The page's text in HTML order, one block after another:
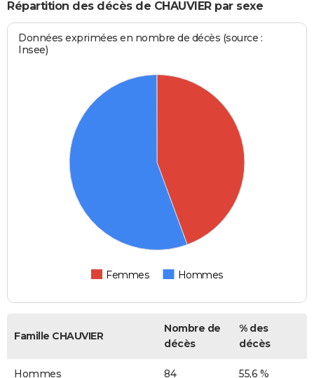
Répartition des décès de CHAUVIER par sexe
Données exprimées en nombre de décès (source :
Insee)
Femmes Hommes
Famille CHAUVIER
Nombre de
décès
% des
décès
Hommes 84 55,6 %